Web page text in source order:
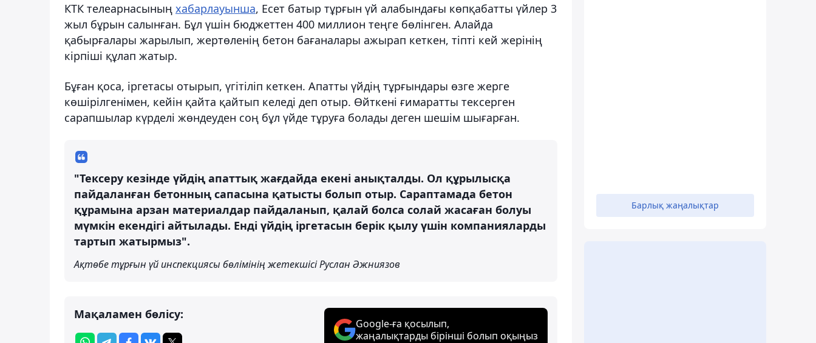
КТК телеарнасының хабарлауынша, Есет батыр тұрғын үй алабындағы көпқабатты үйлер 3
жыл бұрын салынған. Бұл үшін бюджеттен 400 миллион теңге бөлінген. Алайда
қабырғалары жарылып, жертөленің бетон бағаналары ажырап кеткен, тіпті кей жерінің
кірпіші құлап жатыр.
Бұған қоса, іргетасы отырып, үгітіліп кеткен. Апатты үйдің тұрғындары өзге жерге
көшірілгенімен, кейін қайта қайтып келеді деп отыр. Өйткені ғимаратты тексерген
сарапшылар күрделі жөндеуден соң бұл үйде тұруға болады деген шешім шығарған.
"Тексеру кезінде үйдің апаттық жағдайда екені анықталды. Ол құрылысқа
пайдаланған бетонның сапасына қатысты болып отыр. Сараптамада бетон
құрамына арзан материалдар пайдаланып, қалай болса солай жасаған болуы
мүмкін екендігі айтылады. Енді үйдің іргетасын берік қылу үшін компанияларды
тартып жатырмыз".
Ақтөбе тұрғын үй инспекциясы бөлімінің жетекшісі Руслан Әжниязов
Мақаламен бөлісу:
Google-ға қосылып,
жаңалықтарды бірінші болып оқыңыз
Барлық жаңалықтар